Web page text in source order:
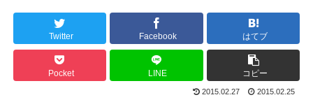
Twitter Facebook はてブ
Pocket LINE コピー
2015.02.27 2015.02.25